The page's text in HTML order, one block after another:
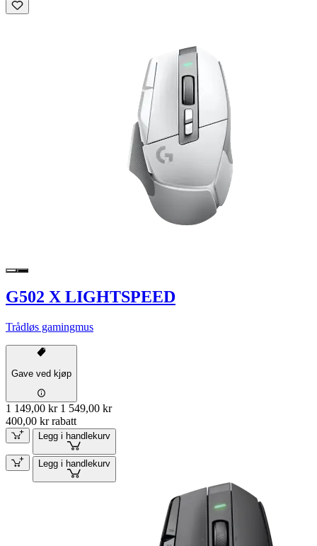
G502 X LIGHTSPEED
Trådløs gamingmus
Gave ved kjøp
1 149,00 kr 1 549,00 kr
400,00 kr rabatt
Legg i handlekurv
Legg i handlekurv